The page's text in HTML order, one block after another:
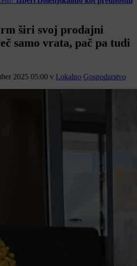
širi svoj prodajni
samo vrata, pač pa tudi
2025 05:00 v Lokalno Gospodarstvo